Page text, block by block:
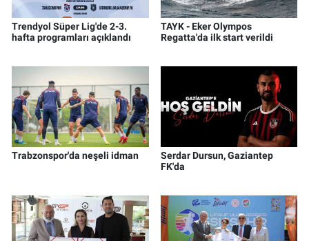
Trendyol Süper Lig'de 2-3.
hafta programları açıklandı
TAYK - Eker Olympos
Regatta'da ilk start verildi
Trabzonspor'da neşeli idman
Serdar Dursun, Gaziantep
FK'da